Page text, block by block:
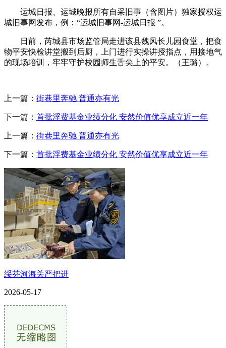
运城日报、运城晚报所有自采旧事（含图片）独家授权运
城旧事网发布，例：“运城旧事网-运城日报 ”。
日前，芮城县市场监管局走进该县魏风长儿园食堂，把食
物平安快检讲堂搬到后厨，上门进行实操讲授指点，用接地气
的现场培训，牢牢守护校园师生舌尖上的平安。（王璐）。
上一篇： 街巷里奔驰 普通亦有光
下一篇： 首批浮费基金业绩分化 安然价值优享成立近一年
上一篇： 街巷里奔驰 普通亦有光
下一篇： 首批浮费基金业绩分化 安然价值优享成立近一年
绥芬河海关严把进
2026-05-17